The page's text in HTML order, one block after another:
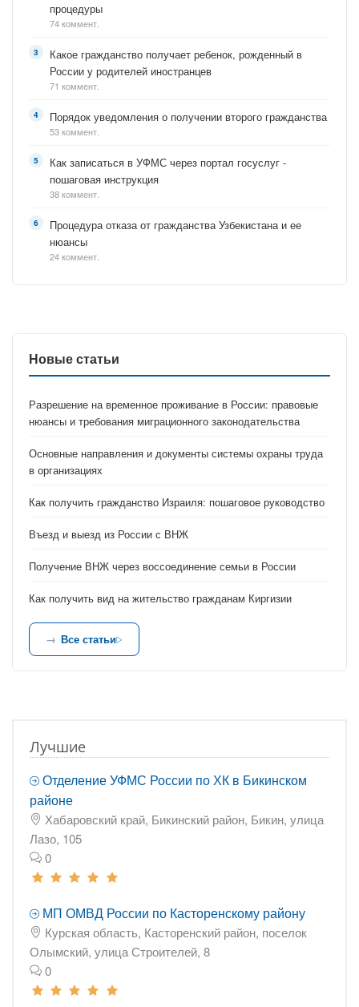
процедуры
74 коммент.
Какое гражданство получает ребенок, рожденный в
России у родителей иностранцев
71 коммент.
Порядок уведомления о получении второго гражданства
53 коммент.
Как записаться в УФМС через портал госуслуг -
пошаговая инструкция
38 коммент.
Процедура отказа от гражданства Узбекистана и ее
нюансы
24 коммент.
Новые статьи
Разрешение на временное проживание в России: правовые
нюансы и требования миграционного законодательства
Основные направления и документы системы охраны труда
в организациях
Как получить гражданство Израиля: пошаговое руководство
Въезд и выезд из России с ВНЖ
Получение ВНЖ через воссоединение семьи в России
Как получить вид на жительство гражданам Киргизии
Все статьи
Лучшие
Отделение УФМС России по ХК в Бикинском
районе
Хабаровский край, Бикинский район, Бикин, улица
Лазо, 105
0
МП ОМВД России по Касторенскому району
Курская область, Касторенский район, поселок
Олымский, улица Строителей, 8
0